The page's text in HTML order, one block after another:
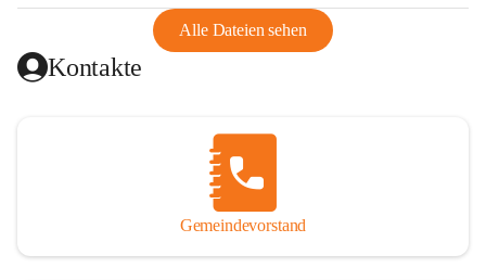
Alle Dateien sehen
Kontakte
Gemeindevorstand